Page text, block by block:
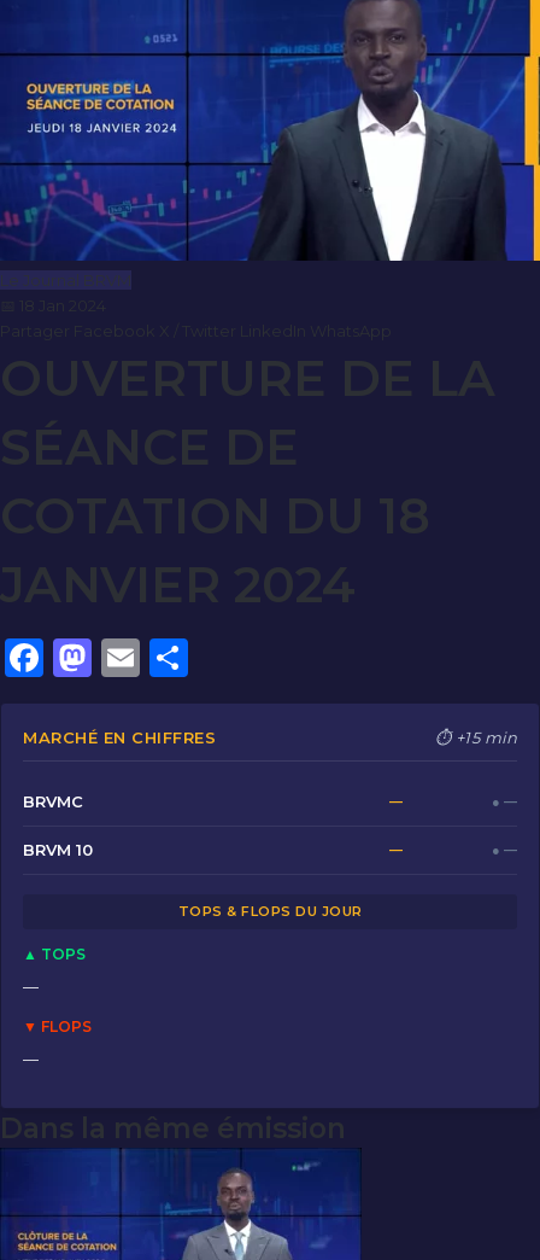
Le Journal BRVM
📅 18 Jan 2024
OUVERTURE DE LA
SÉANCE DE
COTATION DU 18
JANVIER 2024
F
a
c
b
o
o
M
a
st
o
n
E
m
ai
ar
ta
MARCHÉ EN CHIFFRES ⏱ +15 min
BRVMC — ● —
BRVM 10 — ● —
TOPS & FLOPS DU JOUR
▲ TOPS
—
▼ FLOPS
—
Dans la même émission